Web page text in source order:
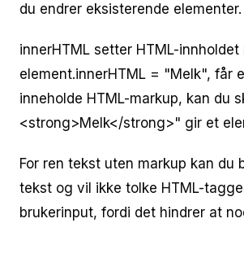
du endrer eksisterende elementer.
innerHTML setter HTML-
element.innerHTML = "Melk", får
inneholde HTML-markup, kan du
<strong>Melk</strong>" gir et
For ren tekst uten markup kan
tekst og vil ikke tolke HTML-
brukerinput, fordi det hindrer at